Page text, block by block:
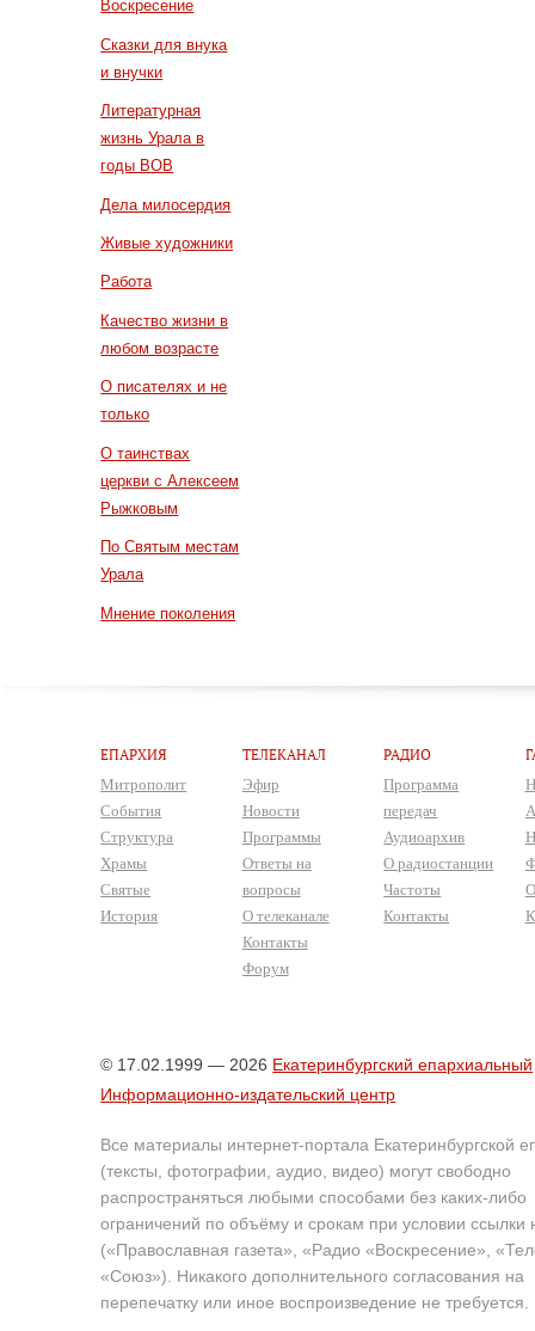
Воскресение
Сказки для внука
и внучки
Литературная
жизнь Урала в
годы ВОВ
Дела милосердия
Живые художники
Работа
Качество жизни в
любом возрасте
О писателях и не
только
О таинствах
церкви с Алексеем
Рыжковым
По Святым местам
Урала
Мнение поколения
ЕПАРХИЯ
Митрополит
События
Структура
Храмы
Святые
История
ТЕЛЕКАНАЛ
Эфир
Новости
Программы
Ответы на
вопросы
О телеканале
Контакты
Форум
РАДИО
Программа
передач
Аудиоархив
О радиостанции
Частоты
Контакты
© 17.02.1999 — 2026 Екатеринбургский епархиальный
Информационно-издательский центр
Все материалы интернет-портала Екатеринбургской
(тексты, фотографии, аудио, видео) могут свободно
распространяться любыми способами без каких-либо
ограничений по объёму и срокам при условии ссылки
(«Православная газета», «Радио «Воскресение»,
«Союз»). Никакого дополнительного согласования на
перепечатку или иное воспроизведение не требуется.